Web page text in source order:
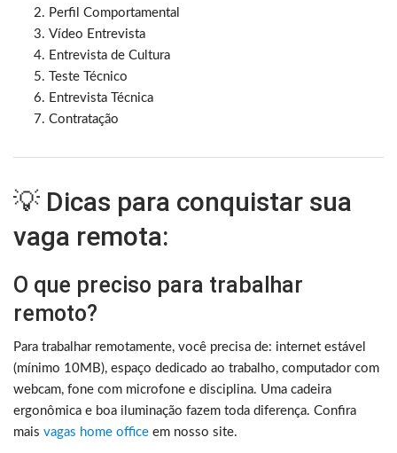
Perfil Comportamental
Vídeo Entrevista
Entrevista de Cultura
Teste Técnico
Entrevista Técnica
Contratação
💡 Dicas para conquistar sua
vaga remota:
O que preciso para trabalhar
remoto?
Para trabalhar remotamente, você precisa de: internet estável
(mínimo 10MB), espaço dedicado ao trabalho, computador com
webcam, fone com microfone e disciplina. Uma cadeira
ergonômica e boa iluminação fazem toda diferença. Confira
mais vagas home office em nosso site.